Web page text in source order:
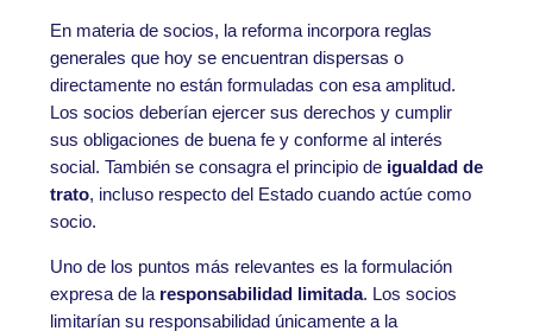
En materia de socios, la reforma incorpora reglas
generales que hoy se encuentran dispersas o
directamente no están formuladas con esa amplitud.
Los socios deberían ejercer sus derechos y cumplir
sus obligaciones de buena fe y conforme al interés
social. También se consagra el principio de igualdad de
trato, incluso respecto del Estado cuando actúe como
socio.
Uno de los puntos más relevantes es la formulación
expresa de la responsabilidad limitada. Los socios
limitarían su responsabilidad únicamente a la